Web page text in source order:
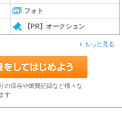
フォト
【PR】オークション
もっと見る
の保存や燃費記録など様々な
す